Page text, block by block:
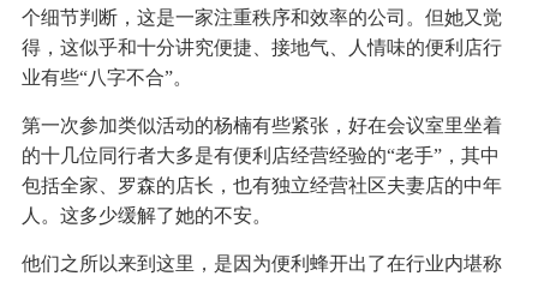
个细节判断，这是一家注重秩序和效率的公司。但她又觉
得，这似乎和十分讲究便捷、接地气、人情味的便利店行
业有些“八字不合”。
第一次参加类似活动的杨楠有些紧张，好在会议室里坐着
的十几位同行者大多是有便利店经营经验的“老手”，其中
包括全家、罗森的店长，也有独立经营社区夫妻店的中年
人。这多少缓解了她的不安。
他们之所以来到这里，是因为便利蜂开出了在行业内堪称